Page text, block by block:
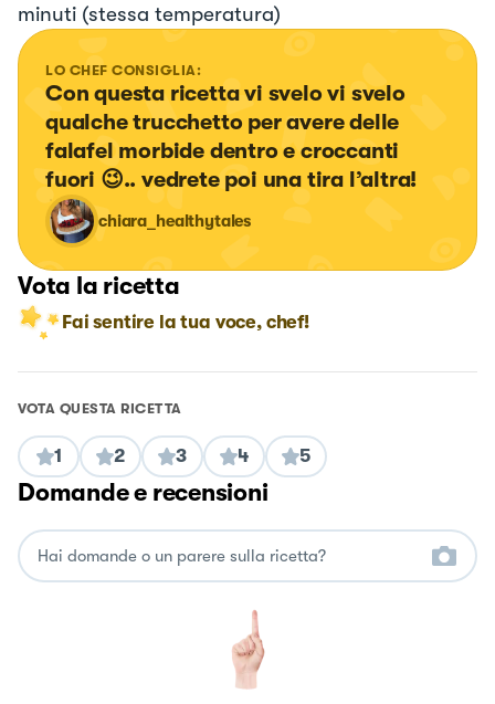
minuti (stessa temperatura)
LO CHEF CONSIGLIA:
Con questa ricetta vi svelo vi svelo
qualche trucchetto per avere delle
falafel morbide dentro e croccanti
fuori 😉.. vedrete poi una tira l’altra!
chiara_healthytales
Vota la ricetta
Fai sentire la tua voce, chef!
VOTA QUESTA RICETTA
1 2 3 4 5
Domande e recensioni